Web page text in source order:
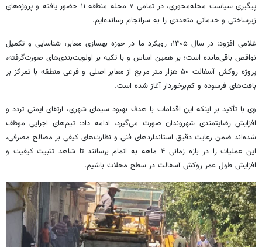
پیگیری سیاست محله‌محوری، در تمامی ۷ محله منطقه ۱۱ حضور یافته و پروژه‌های
زیرساختی و خدماتی متعددی را به سرانجام رسانده‌ایم.
غلامی افزود: در سال ۱۴۰۵، رویکرد ما در حوزه بهسازی معابر، شناسایی و تکمیل
نواقص باقی‌مانده است؛ بر همین اساس و با تکیه بر اولویت‌بندی‌های صورت‌گرفته،
پروژه روکش آسفالت ۵۰ هزار متر مربع از معابر اصلی و فرعی منطقه با تمرکز بر
بافت‌های فرسوده و کم‌برخوردار آغاز شده است.
وی با تأکید بر اینکه این اقدامات با هدف بهبود سیمای شهری، ارتقای ایمنی تردد و
افزایش رضایتمندی شهروندان صورت می‌گیرد، ادامه داد: تیم‌های اجرایی موظف
شده‌اند ضمن رعایت دقیق استانداردهای فنی و نظارت‌های کیفی بر مصالح مصرفی،
این عملیات را در بازه زمانی ۴ ماهه به اتمام برسانند تا شاهد تثبیت کیفیت و
افزایش طول عمر روکش آسفالت در سطح محلات باشیم.